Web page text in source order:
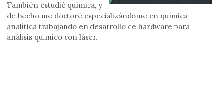
También estudié química, y
de hecho me doctoré especializándome en química
analítica trabajando en desarrollo de hardware para
análisis químico con láser.